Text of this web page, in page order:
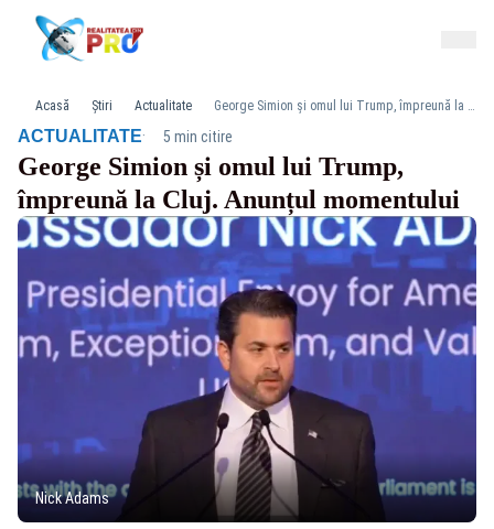
Acasă Știri Actualitate George Simion și omul lui Trump, împreună la Cluj. Anunțul momentului
ACTUALITATE· 5 min citire
George Simion și omul lui Trump,
împreună la Cluj. Anunțul momentului
Nick Adams